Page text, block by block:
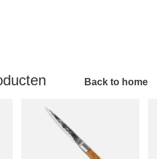
Back to home